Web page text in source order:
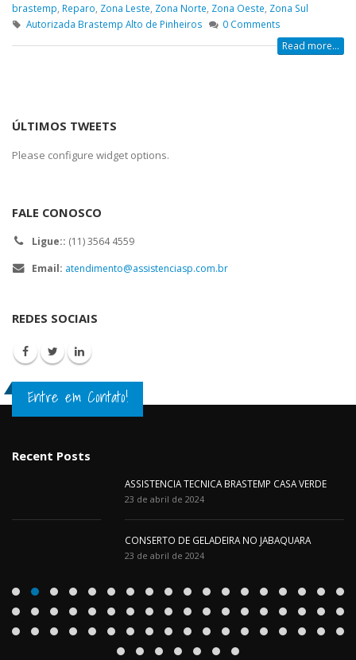
brastemp, Reparo, Zona Leste, Zona Norte, Zona Oeste, Zona Sul
Autorizada Brastemp Alto de Pinheiros
0 Comments
Read more...
ÚLTIMOS TWEETS
Please configure widget options.
FALE CONOSCO
Ligue:: (11) 3564 4559
Email: atendimento@assistenciasp.com.br
REDES SOCIAIS
Entre em Contato!
Recent Posts
ASSISTENCIA TECNICA BRASTEMP CASA VERDE
CONSERTO DE GELADEIRA NO JABAQUARA